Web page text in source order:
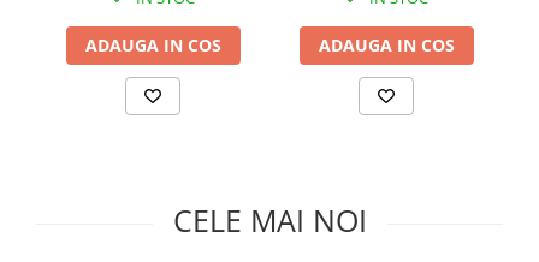
Somnul bebelusului
Carucioare si scaune auto
Tarcuri copii / bebelusi
Igiena si ingrijire bebelusi
ADAUGA IN COS ADAUGA IN COS
CELE MAI NOI